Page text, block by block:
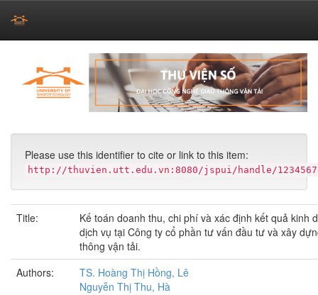
navigation
Please use this identifier to cite or link to this item:
http://thuvien.utt.edu.vn:8080/jspui/handle/
Title:
Kế toán doanh thu, chi phí và xác định kết quả kinh
dịch vụ tại Công ty cổ phần tư vấn đầu tư và xây
thông vận tải.
Authors:
TS. Hoàng Thị Hồng, Lê
Nguyễn Thị Thu, Hà